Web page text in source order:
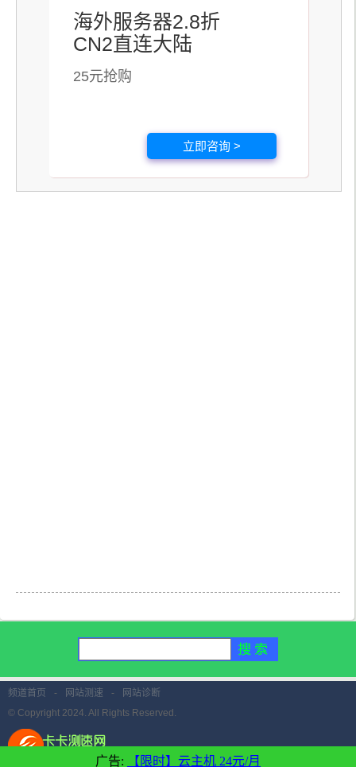
海外服务器2.8折
CN2直连大陆
25元抢购
立即咨询 >
广告: 【限时】云主机 24元/月
频道首页 - 网站测速 -
网站诊断
© Copyright 2024. All Rights Reserved.